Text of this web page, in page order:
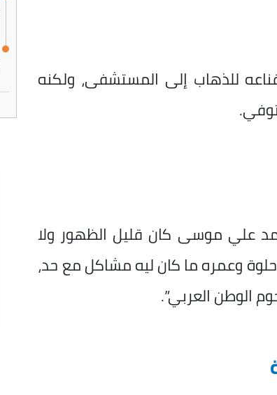
للذهاب إلى المستشفى، ولكنه
علي موسى كان قليل الظهور ولا
وعمره ما كان ليه مشاكل مع حد،
الوطن العربي”.